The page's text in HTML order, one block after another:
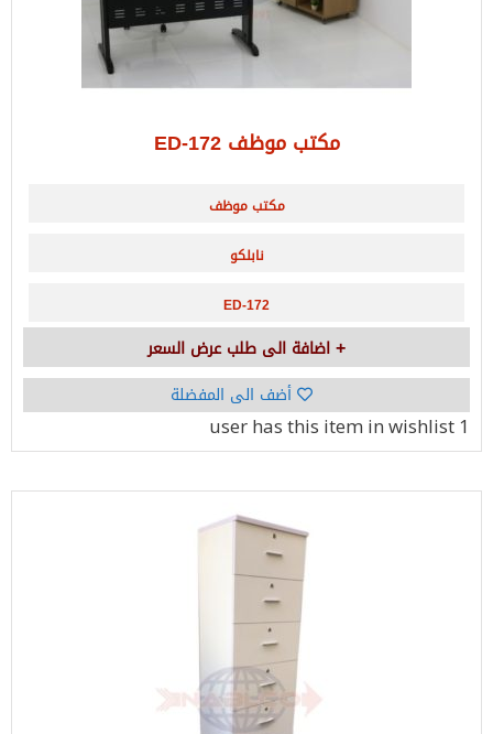
مكتب موظف ED-172
مكتب موظف
نابلكو
ED-172
اضافة الى طلب عرض السعر
أضف الى المفضلة
1 user
has this item in wishlist